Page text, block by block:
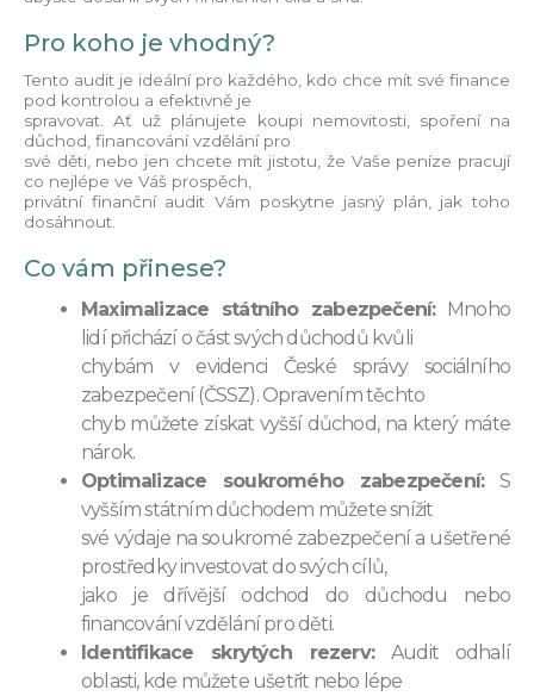
Pro koho je vhodný?
Tento audit je ideální pro každého, kdo chce mít své finance
pod kontrolou a efektivně je
spravovat. Ať už plánujete koupi nemovitosti, spoření na
důchod, financování vzdělání pro
své děti, nebo jen chcete mít jistotu, že Vaše peníze pracují
co nejlépe ve Váš prospěch,
privátní finanční audit Vám poskytne jasný plán, jak toho
dosáhnout.
Co vám přinese?
Maximalizace státního zabezpečení:Mnoho
lidí přichází o část svých důchodů kvůli
chybám v evidenci České správy sociálního
zabezpečení (ČSSZ). Opravením těchto
chyb můžete získat vyšší důchod, na který máte
nárok.
Optimalizace soukromého zabezpečení:S
vyšším státním důchodem můžete snížit
své výdaje na soukromé zabezpečení a ušetřené
prostředky investovat do svých cílů,
jako je dřívější odchod do důchodu nebo
financování vzdělání pro děti.
Identifikace skrytých rezerv:Audit odhalí
oblasti, kde můžete ušetřit nebo lépe